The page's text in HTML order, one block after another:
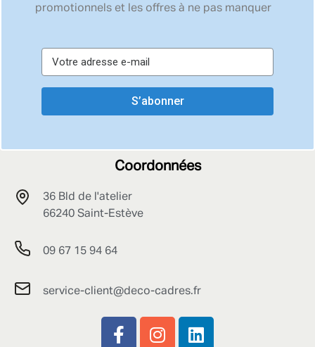
promotionnels et les offres à ne pas manquer
S’abonner
Coordonnées
36 Bld de l'atelier
66240 Saint-Estève
09 67 15 94 64
service-client@deco-cadres.fr